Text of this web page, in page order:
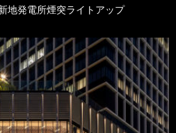
発電所煙突ライトアップ